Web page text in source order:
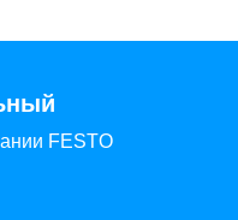
FESTO